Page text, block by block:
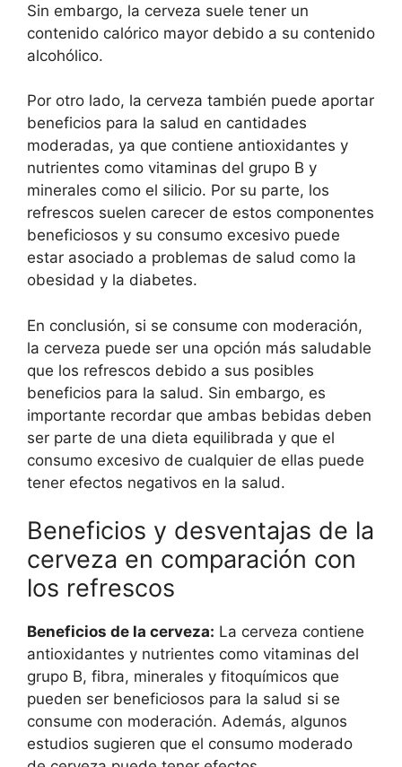
Sin embargo, la cerveza suele tener un
contenido calórico mayor debido a su contenido
alcohólico.
Por otro lado, la cerveza también puede aportar
beneficios para la salud en cantidades
moderadas, ya que contiene antioxidantes y
nutrientes como vitaminas del grupo B y
minerales como el silicio. Por su parte, los
refrescos suelen carecer de estos componentes
beneficiosos y su consumo excesivo puede
estar asociado a problemas de salud como la
obesidad y la diabetes.
En conclusión, si se consume con moderación,
la cerveza puede ser una opción más saludable
que los refrescos debido a sus posibles
beneficios para la salud. Sin embargo, es
importante recordar que ambas bebidas deben
ser parte de una dieta equilibrada y que el
consumo excesivo de cualquier de ellas puede
tener efectos negativos en la salud.
Beneficios y desventajas de la
cerveza en comparación con
los refrescos
Beneficios de la cerveza: La cerveza contiene
antioxidantes y nutrientes como vitaminas del
grupo B, fibra, minerales y fitoquímicos que
pueden ser beneficiosos para la salud si se
consume con moderación. Además, algunos
estudios sugieren que el consumo moderado